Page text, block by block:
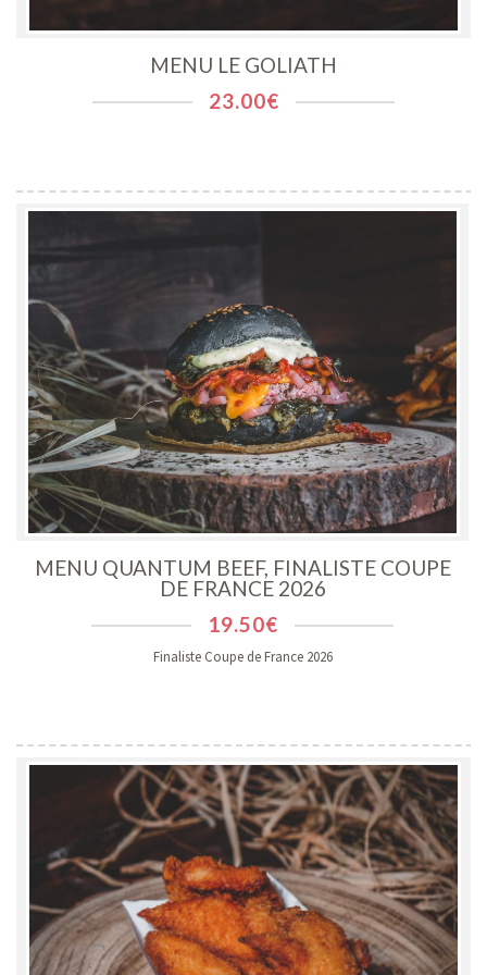
MENU LE GOLIATH
23.00€
MENU QUANTUM BEEF, FINALISTE COUPE
DE FRANCE 2026
19.50€
Finaliste Coupe de France 2026